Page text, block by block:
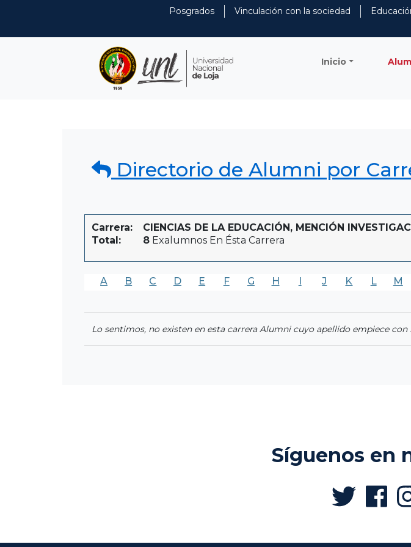
Posgrados Vinculación con la sociedad
Inicio
Directorio de Alumni por
Carrera:
CIENCIAS DE LA EDUCACIÓN, MENCIÓN
Total:
8 Exalumnos En Ésta Carrera
A B C D E F G H I J K L M
Lo sentimos, no existen en esta carrera Alumni cuyo apellido empiece con
Síguenos en